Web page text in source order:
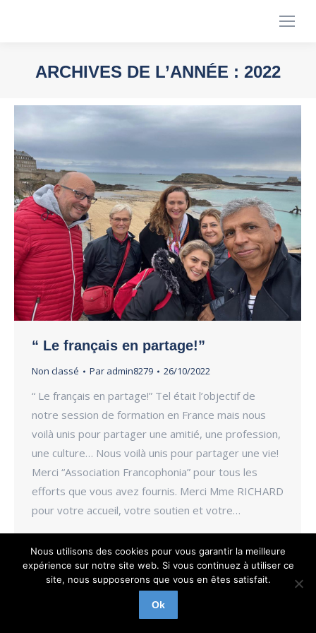
ARCHIVES DE L’ANNÉE : 2022
“ Le français en partage!”
Non classé Par admin8279 26/10/2022
“ Le français en partage!” Tel était l’objectif de
notre session de formation en France mais nous
voilà unis pour partager une amitié, une profession,
une culture… Nous voilà unis pour partager une vie!
Merci “Association Francophonia” pour tous les
efforts que vous avez fournis. Merci Mme RICHARD
pour votre accueil, votre soutien et votre…
© 2019 Francophonia-Liban • Mentions légales
Nous utilisons des cookies pour vous garantir la meilleure
expérience sur notre site web. Si vous continuez à utiliser ce
site, nous supposerons que vous en êtes satisfait.
Ok